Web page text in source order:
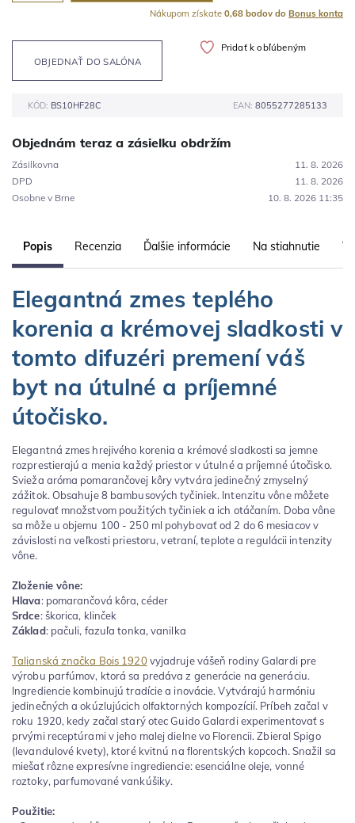
OBJEDNAŤ DO SALÓNA
Pridať k obľúbeným
Nákupom získate 0,68 bodov do Bonus konta
KÓD: BS10HF28C EAN: 8055277285133
Objednám teraz a zásielku obdržím
Zásilkovna
11. 8. 2026
DPD
11. 8. 2026
Osobne v Brne
10. 8. 2026 11:35
Popis Recenzia Ďalšie informácie Na stiahnutie
Elegantná zmes teplého
korenia a krémovej sladkosti v
tomto difuzéri premení váš
byt na útulné a príjemné
útočisko.
Elegantná zmes hrejivého korenia a krémové sladkosti sa jemne
rozprestierajú a menia každý priestor v útulné a príjemné útočisko.
Svieža aróma pomarančovej kôry vytvára jedinečný zmyselný
zážitok. Obsahuje 8 bambusových tyčiniek. Intenzitu vône môžete
regulovať množstvom použitých tyčiniek a ich otáčaním. Doba vône
sa môže u objemu 100 - 250 ml pohybovať od 2 do 6 mesiacov v
závislosti na veľkosti priestoru, vetraní, teplote a regulácii intenzity
vône.
Zloženie vône:
Hlava: pomarančová kôra, céder
Srdce: škorica, klinček
Základ: pačuli, fazuľa tonka, vanilka
Talianská značka Bois 1920vyjadruje vášeň rodiny Galardi pre
výrobu parfúmov, ktorá sa predáva z generácie na generáciu.
Ingrediencie kombinujú tradície a inovácie. Vytvárajú harmóniu
jedinečných a okúzlujúcich olfaktorných kompozícií. Príbeh začal v
roku 1920, kedy začal starý otec Guido Galardi experimentovať s
prvými receptúrami v jeho malej dielne vo Florencii. Zbieral Spigo
(levandulové kvety), ktoré kvitnú na florentských kopcoch. Snažil sa
miešať rôzne expresívne ingrediencie: esenciálne oleje, vonné
roztoky, parfumované vankúšiky.
Použitie: